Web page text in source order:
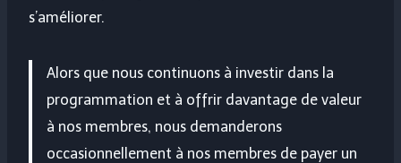
s’améliorer.
Alors que nous continuons à investir dans la
programmation et à offrir davantage de valeur
à nos membres, nous demanderons
occasionnellement à nos membres de payer un